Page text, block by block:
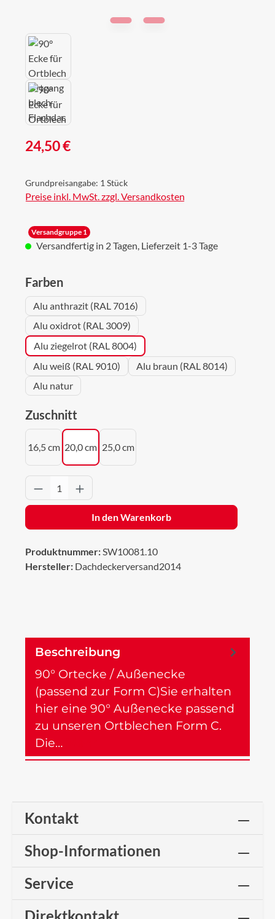
Regulärer Preis:
24,50 €
Grundpreisangabe: 1 Stück
Preise inkl. MwSt. zzgl. Versandkosten
Versandgruppe 1
Versandfertig in 2 Tagen, Lieferzeit 1-3 Tage
Farbenauswählen
Alu anthrazit (RAL 7016)
Alu oxidrot (RAL 3009)
Alu ziegelrot (RAL 8004)
Alu weiß (RAL 9010)
Alu braun (RAL 8014)
Alu natur
Zuschnitt
16,5 cm 20,0 cm 25,0 cm
Produkt Anzahl: Gib den gewünschten
In den Warenkorb
Produktnummer:SW10081.10
Hersteller: Dachdeckerversand2014
Beschreibung
90° Ortecke / Außenecke
(passend zur Form C)Sie erhalten
hier eine 90° Außenecke passend
zu unseren Ortblechen Form C.
Die…
Kontakt
Shop-Informationen
Service